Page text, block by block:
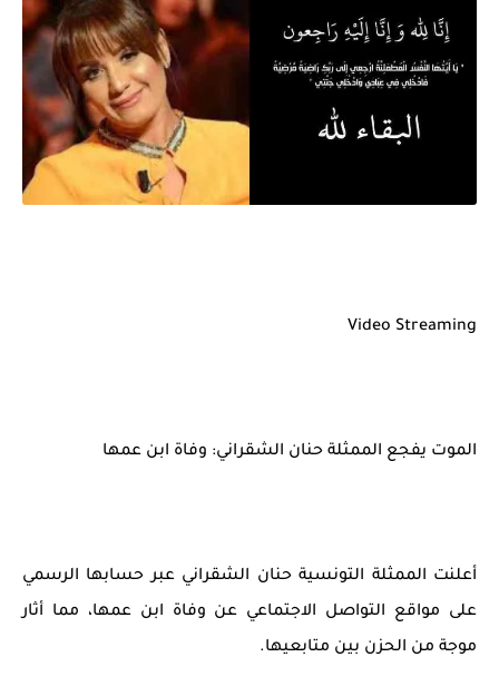
Video Streaming
الموت يفجع الممثلة حنان الشقراني: وفاة ابن عمها
أعلنت الممثلة التونسية حنان الشقراني عبر حسابها الرسمي
على مواقع التواصل الاجتماعي عن وفاة ابن عمها، مما أثار
موجة من الحزن بين متابعيها.